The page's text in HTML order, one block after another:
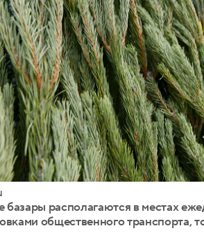
располагаются в местах
общественного транспорта,